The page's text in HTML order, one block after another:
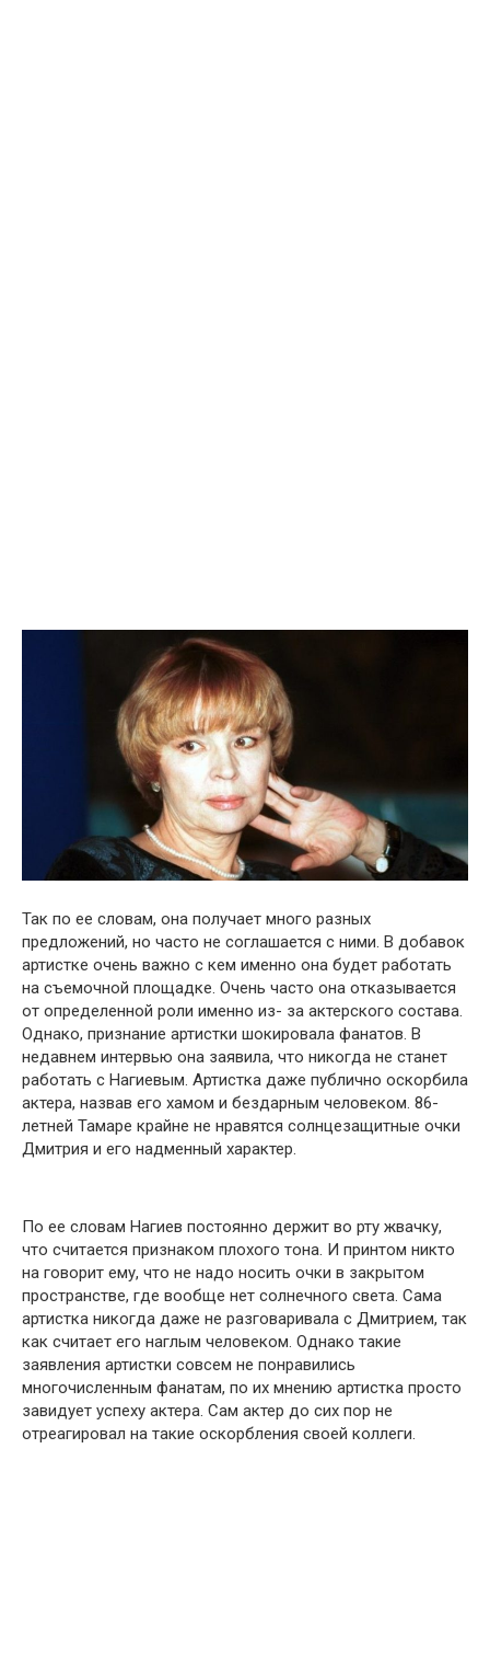
Так по ее словам, она получает много разных
предложений, но часто не соглашается с ними. В добавок
артистке очень важно с кем именно она будет работать
на съемочной площадке. Очень часто она отказывается
от определенной роли именно из- за актерского состава.
Однако, признание артистки шокировала фанатов. В
недавнем интервью она заявила, что никогда не станет
работать с Нагиевым. Артистка даже публично оскорбила
актера, назвав его хамом и бездарным человеком. 86-
летней Тамаре крайне не нравятся солнцезащитные очки
Дмитрия и его надменный характер.
По ее словам Нагиев постоянно держит во рту жвачку,
что считается признаком плохого тона. И принтом никто
на говорит ему, что не надо носить очки в закрытом
пространстве, где вообще нет солнечного света. Сама
артистка никогда даже не разговаривала с Дмитрием, так
как считает его наглым человеком. Однако такие
заявления артистки совсем не понравились
многочисленным фанатам, по их мнению артистка просто
завидует успеху актера. Сам актер до сих пор не
отреагировал на такие оскорбления своей коллеги.